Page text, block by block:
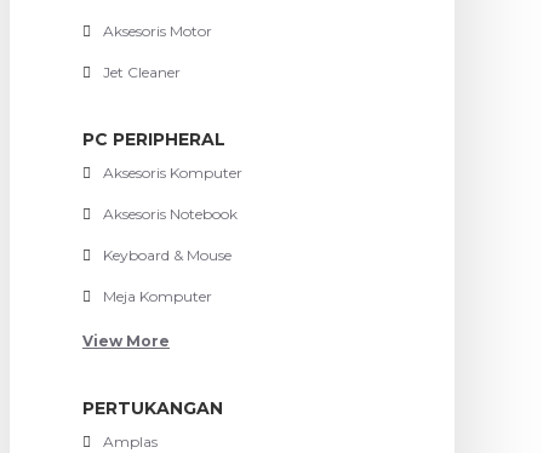
Aksesoris Motor
Jet Cleaner
PC PERIPHERAL
Aksesoris Komputer
Aksesoris Notebook
Keyboard & Mouse
Meja Komputer
View More
PERTUKANGAN
Amplas